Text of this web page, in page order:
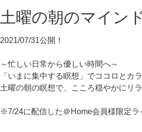
土曜の朝のマイン
2021/07/31公開！
～忙しい日常から優しい時間へ～
「いまに集中する瞑想」でココロとカ
土曜の朝の瞑想で、こころ穏やかにリ
※7/24に配信した＠Home会員様限定ラ